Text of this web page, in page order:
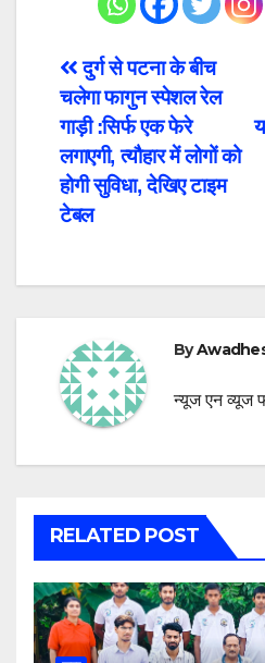
Post
navigation
दुर्ग से पटना के बीच
चलेगा फागुन स्पेशल रेल
गाड़ी :सिर्फ एक फेरे
लगाएगी, त्यौहार में लोगों को
होगी सुविधा, देखिए टाइम
टेबल
By
न्यूज एन व्यूज
RELATED POST